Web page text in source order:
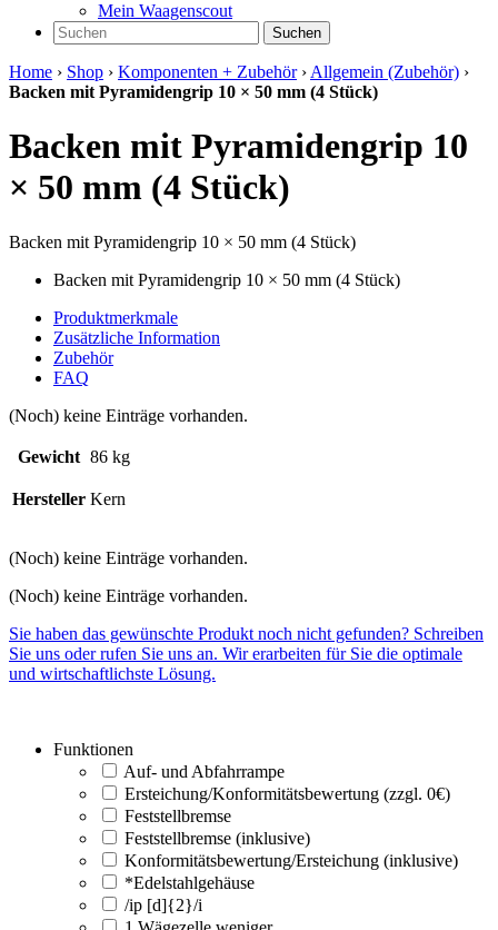
Mein Waagenscout
Suchen
Home › Shop › Komponenten + Zubehör› Allgemein (Zubehör) ›
Backen mit Pyramidengrip 10 × 50 mm (4 Stück)
Backen mit Pyramidengrip 10
× 50 mm (4 Stück)
Backen mit Pyramidengrip 10 × 50 mm (4 Stück)
Backen mit Pyramidengrip 10 × 50 mm (4 Stück)
Produktmerkmale
Zusätzliche Information
Zubehör
FAQ
(Noch) keine Einträge vorhanden.
Gewicht 86 kg
Hersteller Kern
(Noch) keine Einträge vorhanden.
(Noch) keine Einträge vorhanden.
Sie haben das gewünschte Produkt noch nicht gefunden? Schreiben
Sie uns oder rufen Sie uns an. Wir erarbeiten für Sie die optimale
und wirtschaftlichste Lösung.
Funktionen
Auf- und Abfahrrampe
Ersteichung/Konformitätsbewertung (zzgl. 0€)
Feststellbremse
Feststellbremse (inklusive)
Konformitätsbewertung/Ersteichung (inklusive)
*Edelstahlgehäuse
/ip [d]{2}/i